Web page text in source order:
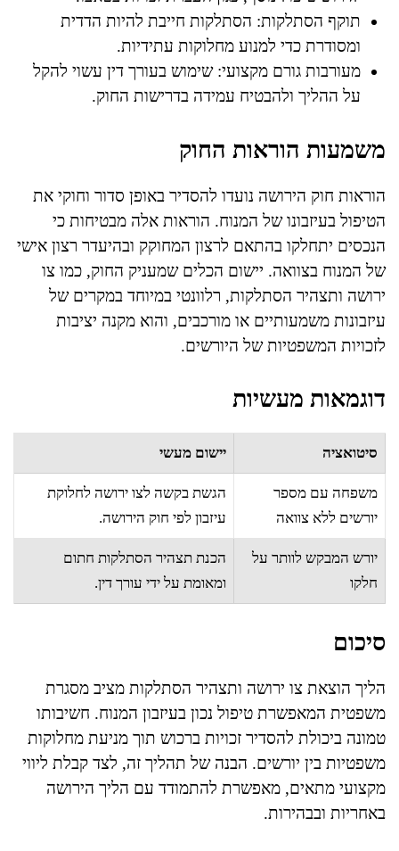
תוקף הסתלקות: הסתלקות חייבת להיות הדדית
ומסודרת כדי למנוע מחלוקות עתידיות.
מעורבות גורם מקצועי: שימוש בעורך דין עשוי להקל
על ההליך ולהבטיח עמידה בדרישות החוק.
משמעות הוראות החוק
הוראות חוק הירושה נועדו להסדיר באופן סדור וחוקי את
הטיפול בעיזבונו של המנוח. הוראות אלה מבטיחות כי
הנכסים יתחלקו בהתאם לרצון המחוקק ובהיעדר רצון אישי
של המנוח בצוואה. יישום הכלים שמעניק החוק, כמו צו
ירושה ותצהיר הסתלקות, רלוונטי במיוחד במקרים של
עיזבונות משמעותיים או מורכבים, והוא מקנה יציבות
לזכויות המשפטיות של היורשים.
דוגמאות מעשיות
סיטואציה יישום מעשי
משפחה עם מספר
יורשים ללא צוואה
הגשת בקשה לצו ירושה לחלוקת
עיזבון לפי חוק הירושה.
יורש המבקש לוותר על
חלקו
הכנת תצהיר הסתלקות חתום
ומאומת על ידי עורך דין.
סיכום
הליך הוצאת צו ירושה ותצהיר הסתלקות מציב מסגרת
משפטית המאפשרת טיפול נכון בעיזבון המנוח. חשיבותו
טמונה ביכולת להסדיר זכויות ברכוש תוך מניעת מחלוקות
משפטיות בין יורשים. הבנה של תהליך זה, לצד קבלת ליווי
מקצועי מתאים, מאפשרת להתמודד עם הליך הירושה
באחריות ובבהירות.